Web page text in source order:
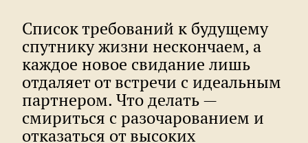
Список требований к будущему
спутнику жизни нескончаем, а
каждое новое свидание лишь
отдаляет от встречи с идеальным
партнером. Что делать —
смириться с разочарованием и
отказаться от высоких